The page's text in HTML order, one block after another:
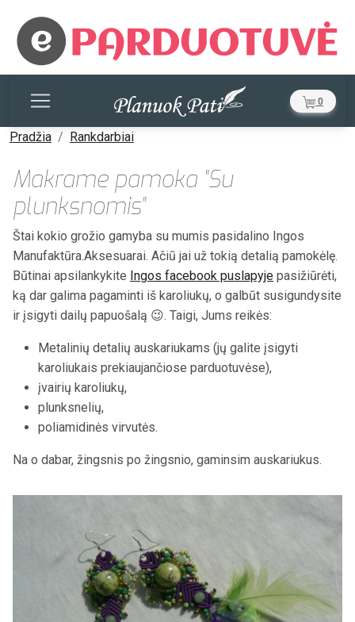
0
Pradžia Rankdarbiai
Makrame pamoka "Su
plunksnomis"
Štai kokio grožio gamyba su mumis pasidalino Ingos
Manufaktūra.Aksesuarai. Ačiū jai už tokią detalią pamokėlę.
Būtinai apsilankykite Ingos facebook puslapyje pasižiūrėti,
ką dar galima pagaminti iš karoliukų, o galbūt susigundysite
ir įsigyti dailų papuošalą 😉. Taigi, Jums reikės:
Metalinių detalių auskariukams (jų galite įsigyti
karoliukais prekiaujančiose parduotuvėse),
įvairių karoliukų,
plunksnelių,
poliamidinės virvutės.
Na o dabar, žingsnis po žingsnio, gaminsim auskariukus.